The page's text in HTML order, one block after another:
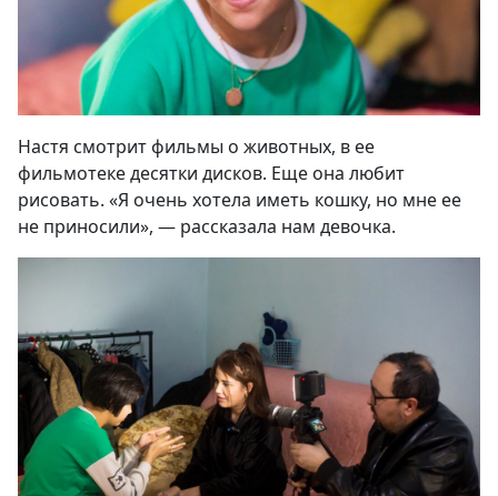
Настя смотрит фильмы о животных, в ее
фильмотеке десятки дисков. Еще она любит
рисовать. «Я очень хотела иметь кошку, но мне ее
не приносили», — рассказала нам девочка.